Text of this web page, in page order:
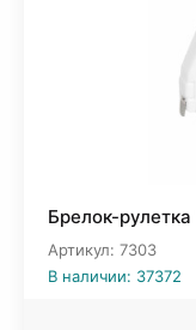
Артикул: 7303
В наличии: 37372